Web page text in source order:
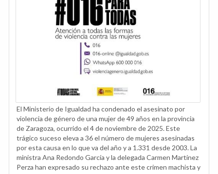
El Ministerio de Igualdad ha condenado el asesinato por
violencia de género de una mujer de 49 años en la provincia
de Zaragoza, ocurrido el 4 de noviembre de 2025. Este
trágico suceso eleva a 36 el número de mujeres asesinadas
por esta causa en lo que va del año y a 1.331 desde 2003. La
ministra Ana Redondo García y la delegada Carmen Martínez
Perza han expresado su rechazo ante este crimen machista y